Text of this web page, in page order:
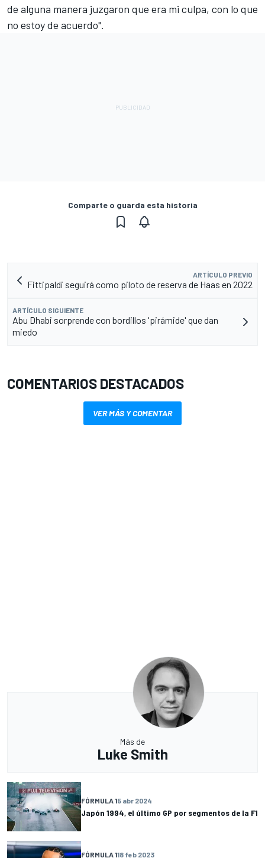
de alguna manera juzgaron que era mi culpa, con lo que
no estoy de acuerdo".
Comparte o guarda esta historia
ARTÍCULO PREVIO
Fittipaldi seguirá como piloto de reserva de Haas en 2022
ARTÍCULO SIGUIENTE
Abu Dhabi sorprende con bordillos 'pirámide' que dan
miedo
COMENTARIOS DESTACADOS
VER MÁS Y COMENTAR
Más de
Luke Smith
FÓRMULA 15 abr 2024
Japón 1994, el último GP por segmentos de la F1
FÓRMULA 118 feb 2023